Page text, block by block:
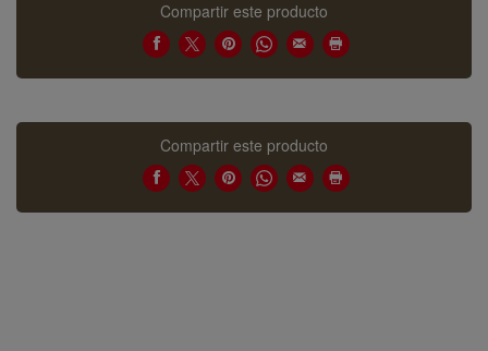
Compartir este producto
Compartir este producto